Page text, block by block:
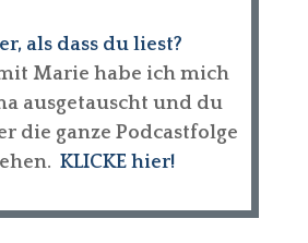
als dass du liest?
Marie habe ich mich
ausgetauscht und du
die ganze Podcastfolge
KLICKE hier!